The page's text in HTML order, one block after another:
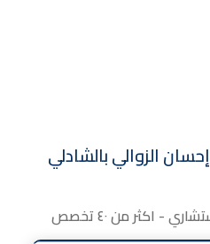
إحسان الزوالي بالشادلي